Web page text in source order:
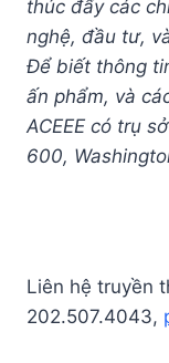
thúc đẩy các
nghệ, đầu tư,
Để biết thông
ấn phẩm, và
ACEEE có trụ
600,
Liên hệ truyền
202.507.4043,